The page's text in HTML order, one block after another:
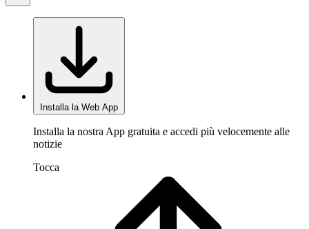
Installa la Web App
Installa la nostra App gratuita e accedi più velocemente alle
notizie
Tocca